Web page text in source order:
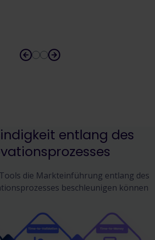
entlang des
die Markteinführung entlang des
beschleunigen können